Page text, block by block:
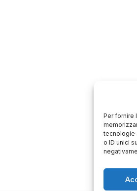
Per fornire
tecnologie
o ID unici